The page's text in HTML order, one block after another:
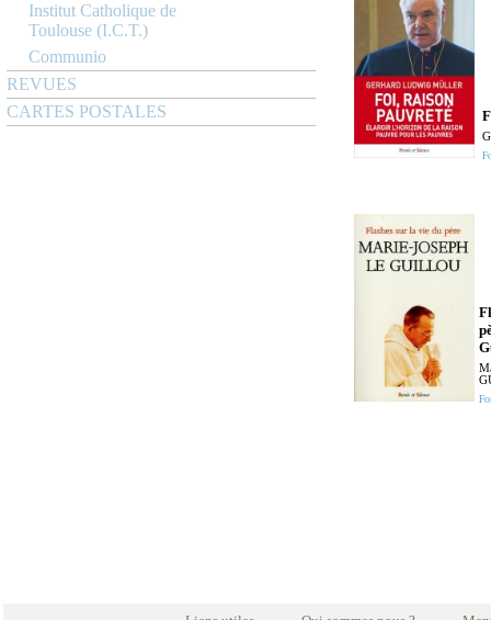
Institut Catholique de
Toulouse (I.C.T.)
Communio
REVUES
CARTES POSTALES